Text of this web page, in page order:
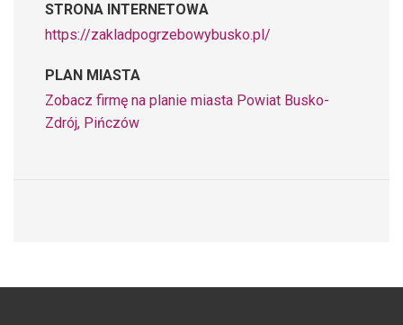
STRONA INTERNETOWA
https://zakladpogrzebowybusko.pl/
PLAN MIASTA
Zobacz firmę na planie miasta Powiat Busko-
Zdrój, Pińczów